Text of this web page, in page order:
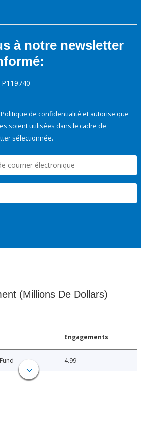
à notre newsletter
Politique de confidentialité et autorise que
soient utilisées dans le cadre de
sélectionnée.
(Millions De Dollars)
Engagements
4.99